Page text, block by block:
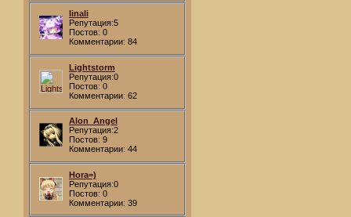
linali
Репутация:5
Постов: 0
Комментарии: 84
Lightstorm
Репутация:0
Постов: 0
Комментарии: 62
Alon_Angel
Репутация:2
Постов: 9
Комментарии: 44
Hora=)
Репутация:0
Постов: 0
Комментарии: 39